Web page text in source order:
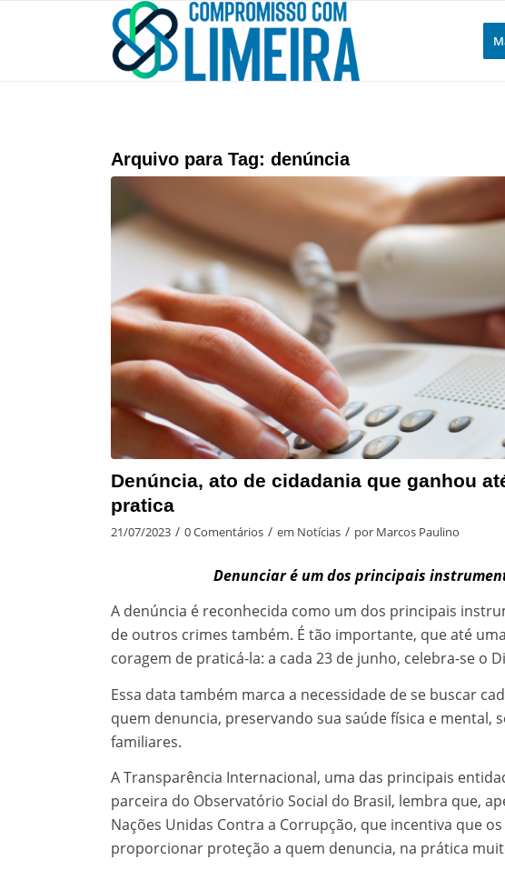
Arquivo para Tag: denúncia
Denúncia, ato de cidadania que ganhou
pratica
21/07/2023 / 0 Comentários / em Notícias / por Marcos Paulino
Denunciar é um dos principais
A denúncia é reconhecida como um dos principais
de outros crimes também. É tão importante, que até
coragem de praticá-la: a cada 23 de junho, celebra-se o
Essa data também marca a necessidade de se buscar
quem denuncia, preservando sua saúde física e mental,
familiares.
A Transparência Internacional, uma das principais
parceira do Observatório Social do Brasil, lembra que,
Nações Unidas Contra a Corrupção, que incentiva que
proporcionar proteção a quem denuncia, na prática